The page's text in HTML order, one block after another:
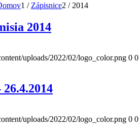
1 / Zápisnice2 / 2014
2014
uploads/2022/02/logo_color.png 0 0
uploads/2022/02/logo_color.png 0 0